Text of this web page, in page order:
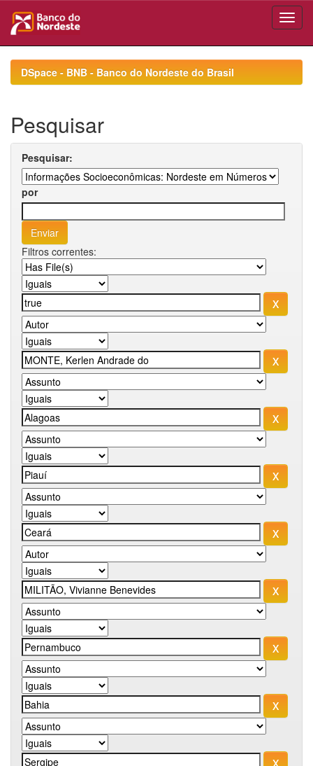
navigationDSpace - BNB - Banco do Nordeste do Brasil
Pesquisar
Pesquisar:
por
Filtros correntes: